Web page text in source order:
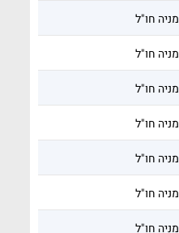
מניה חו"ל
מניה חו"ל
מניה חו"ל
מניה חו"ל
מניה חו"ל
מניה חו"ל
מניה חו"ל